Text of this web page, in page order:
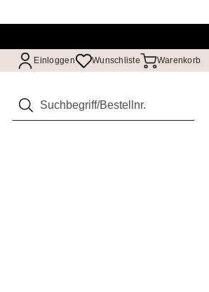
Einloggen Wunschliste Warenkorb
Suchen